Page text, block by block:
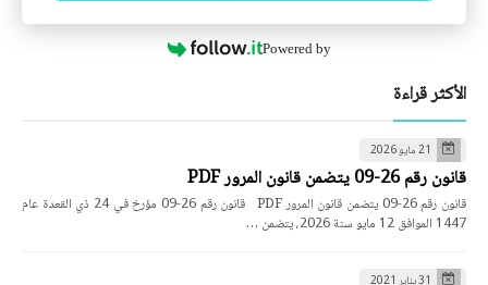
Powered by
الأكثر قراءة
21 مايو 2026
قانون رقم 26-09 يتضمن قانون المرور PDF
قانون رقم 26-09 يتضمن قانون المرور PDF قانون رقم 26-09 مؤرخ في 24 ذي القعدة عام
1447 الموافق 12 مايو سنة 2026، يتضمن …
31 يناير 2021